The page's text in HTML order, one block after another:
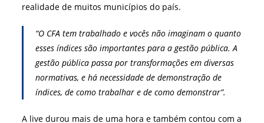
realidade de muitos municípios do país.
“O CFA tem trabalhado e vocês não imaginam o quanto
esses índices são importantes para a gestão pública. A
gestão pública passa por transformações em diversas
normativas, e há necessidade de demonstração de
índices, de como trabalhar e de como demonstrar”.
A live durou mais de uma hora e também contou com a